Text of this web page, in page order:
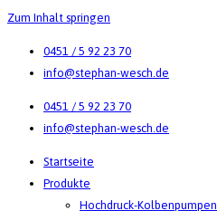
Zum Inhalt springen
0451 / 5 92 23 70
info@stephan-wesch.de
0451 / 5 92 23 70
info@stephan-wesch.de
Startseite
Produkte
Hochdruck-Kolbenpumpen